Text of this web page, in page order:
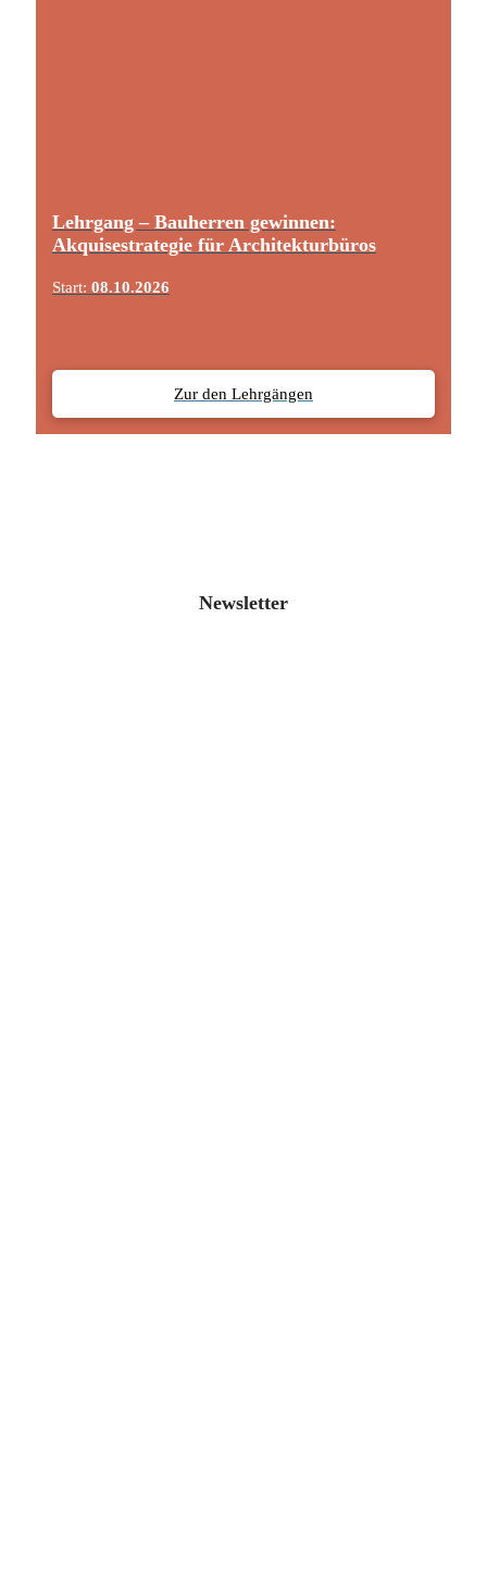
Lehrgang – Bauherren gewinnen:
Akquisestrategie für Architekturbüros
Start: 08.10.2026
Zur den Lehrgängen
Newsletter